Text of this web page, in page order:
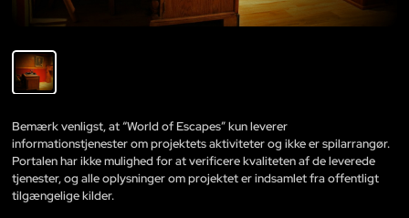
Bemærk venligst, at “World of Escapes” kun leverer
informationstjenester om projektets aktiviteter og ikke er spilarrangør.
Portalen har ikke mulighed for at verificere kvaliteten af de leverede
tjenester, og alle oplysninger om projektet er indsamlet fra offentligt
tilgængelige kilder.